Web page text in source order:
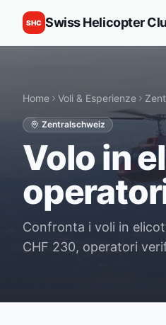
SHC Swiss Helicopter
Home Voli & Esperienze
Zentralschweiz
Volo in
Confronta i voli in
CHF 230, operatori